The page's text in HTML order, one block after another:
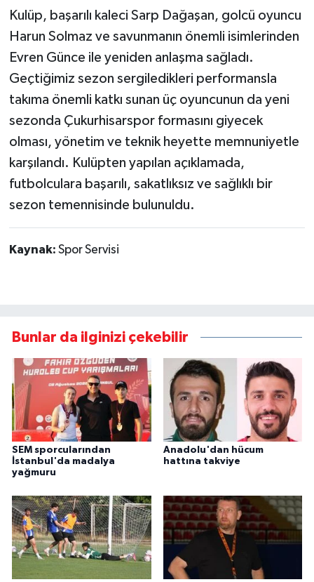
Kulüp, başarılı kaleci Sarp Dağaşan, golcü oyuncu
Harun Solmaz ve savunmanın önemli isimlerinden
Evren Günce ile yeniden anlaşma sağladı.
Geçtiğimiz sezon sergiledikleri performansla
takıma önemli katkı sunan üç oyuncunun da yeni
sezonda Çukurhisarspor formasını giyecek
olması, yönetim ve teknik heyette memnuniyetle
karşılandı. Kulüpten yapılan açıklamada,
futbolculara başarılı, sakatlıksız ve sağlıklı bir
sezon temennisinde bulunuldu.
Kaynak: Spor Servisi
Bunlar da ilginizi çekebilir
SEM sporcularından
İstanbul'da madalya
yağmuru
Anadolu'dan hücum
hattına takviye